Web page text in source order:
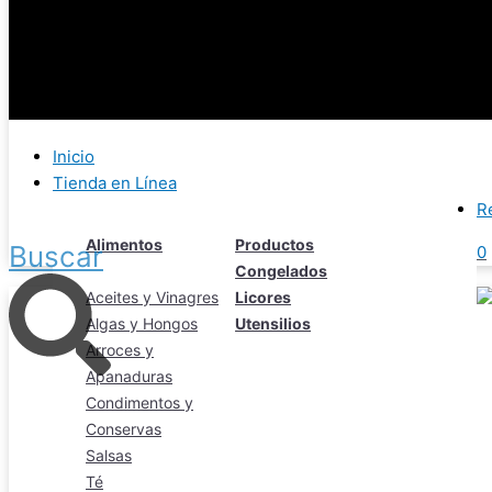
Inicio
Tienda en Línea
Alimentos
Aceites y Vinagres
Algas y Hongos
Arroces y
Apanaduras
Condimentos y
Conservas
Salsas
Té
Productos
Congelados
Licores
Utensilios
Buscar 0